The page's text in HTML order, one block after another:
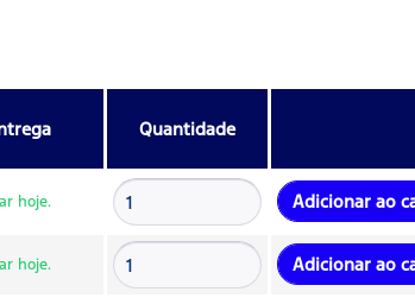
Quantidade
hoje. Adicionar ao
hoje. Adicionar ao